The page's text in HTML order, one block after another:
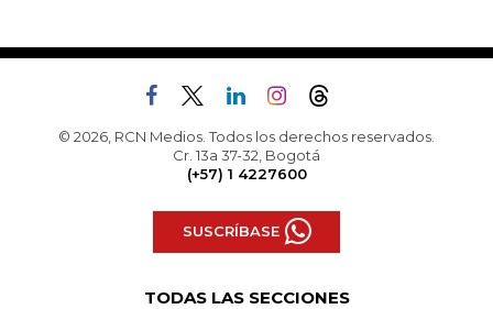
© 2026, RCN Medios. Todos los derechos reservados.
Cr. 13a 37-32, Bogotá
(+57) 1 4227600
SUSCRÍBASE
TODAS LAS SECCIONES